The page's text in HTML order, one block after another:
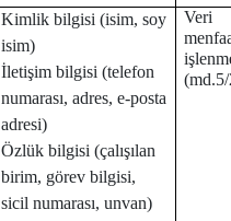
Kimlik bilgisi (isim, soy
isim)
İletişim bilgisi (telefon
numarası, adres, e-posta
adresi)
Özlük bilgisi (çalışılan
birim, görev bilgisi,
sicil numarası, unvan)
Veri